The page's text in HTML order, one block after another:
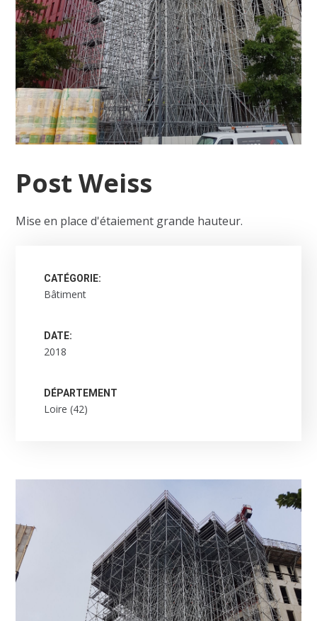
Post Weiss
Mise en place d'étaiement grande hauteur.
CATÉGORIE:
Bâtiment
DATE:
2018
DÉPARTEMENT
Loire (42)